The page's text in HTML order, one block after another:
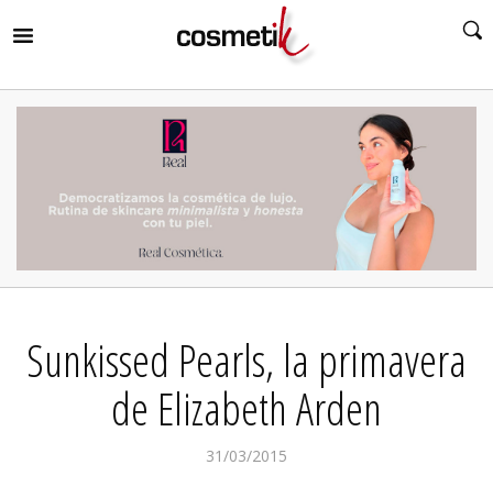
Sunkissed Pearls, la primavera
de Elizabeth Arden
31/03/2015